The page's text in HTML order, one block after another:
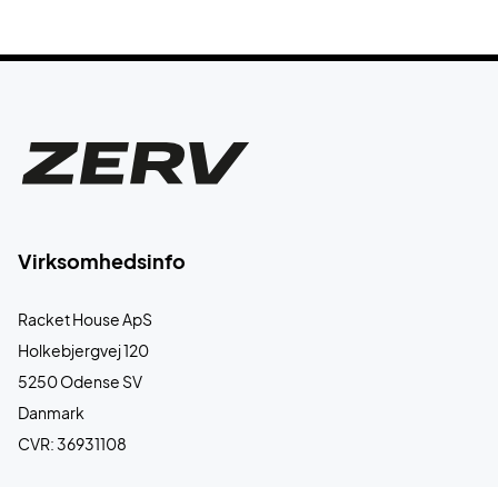
Virksomhedsinfo
Racket House ApS
Holkebjergvej 120
5250 Odense SV
Danmark
CVR: 36931108